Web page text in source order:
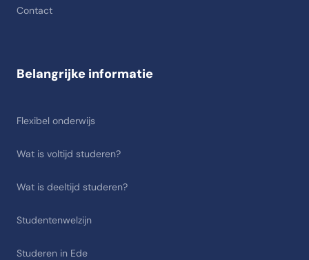
Contact
Belangrijke informatie
Flexibel onderwijs
Wat is voltijd studeren?
Wat is deeltijd studeren?
Studentenwelzijn
Studeren in Ede